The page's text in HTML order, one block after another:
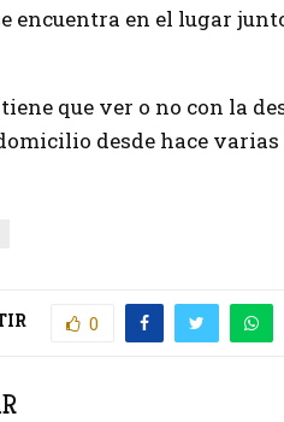
encuentra en el lugar
tiene que ver o no con la
desde hace varias
0